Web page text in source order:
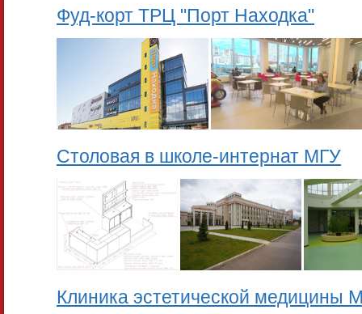
Фуд-корт ТРЦ "Порт Находка"
Столовая в школе-интернат МГУ
Клиника эстетической медицины